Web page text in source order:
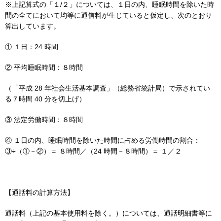
※上記算式の「１/２」については、１日の内、睡眠時間を除いた時
間の全てにおいて均等に通信料が生じていると仮定し、次のとおり
算出しています。
① １日：24 時間
② 平均睡眠時間：８時間
（「平成 28 年社会生活基本調査」（総務省統計局）で示されてい
る７時間 40 分を切上げ）
③ 法定労働時間：８時間
④ １日の内、睡眠時間を除いた時間に占める労働時間の割合：
③÷（①－②）＝ ８時間／（24 時間－８時間）＝ １／２
【通話料の計算方法】
通話料（上記の基本使用料を除く。）については、通話明細書等に